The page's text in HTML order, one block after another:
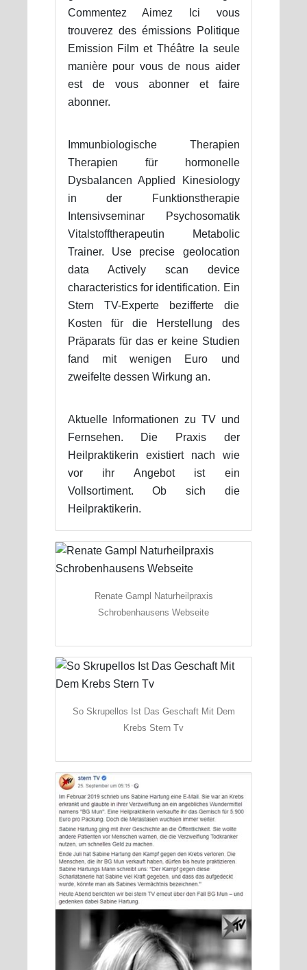
Commentez Aimez Ici vous
trouverez des émissions Politique
Emission Film et Théâtre la seule
manière pour vous de nous aider
est de vous abonner et faire
abonner.
Immunbiologische Therapien
Therapien für hormonelle
Dysbalancen Applied Kinesiology
in der Funktionstherapie
Intensivseminar Psychosomatik
Vitalstofftherapeutin Metabolic
Trainer. Use precise geolocation
data Actively scan device
characteristics for identification. Ein
Stern TV-Experte bezifferte die
Kosten für die Herstellung des
Präparats für das er keine Studien
fand mit wenigen Euro und
zweifelte dessen Wirkung an.
Aktuelle Informationen zu TV und
Fernsehen. Die Praxis der
Heilpraktikerin existiert nach wie
vor ihr Angebot ist ein
Vollsortiment. Ob sich die
Heilpraktikerin.
Renate Gampl Naturheilpraxis
Schrobenhausens Webseite
So Skrupellos Ist Das Geschaft Mit Dem
Krebs Stern Tv